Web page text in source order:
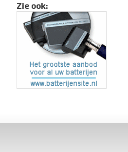
Zie ook: